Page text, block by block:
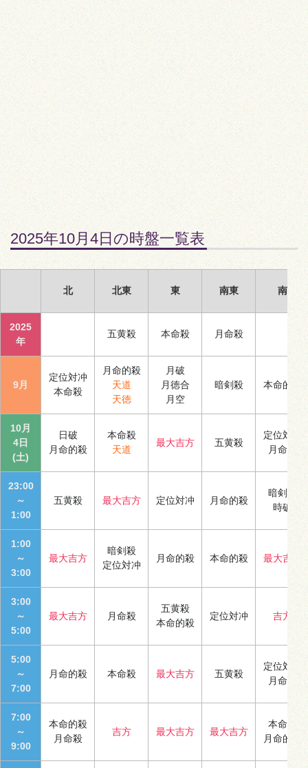
2025年10月4日の時盤一覧表
北 北東 東 南東 南
2025
年
五黄殺 本命殺 月命殺
9月
定位対冲
本命殺
月命的殺
天道
天徳
月破
月徳合
月空
暗剣殺 本命的殺
10月
4日
(土)
日破
月命的殺
本命殺
天道
最大吉方 五黄殺
定位対冲
月命殺
23:00
～
1:00
五黄殺 最大吉方 定位対冲 月命的殺
暗剣殺
時破
1:00
～
3:00
最大吉方
暗剣殺
定位対冲
月命的殺 本命的殺 最大吉方
3:00
～
5:00
最大吉方 月命殺
五黄殺
本命的殺
定位対冲 吉方
5:00
～
7:00
月命的殺 本命殺 最大吉方 五黄殺
定位対冲
月命殺
7:00
～
9:00
本命的殺
月命殺
吉方 最大吉方 最大吉方
本命殺
月命的殺